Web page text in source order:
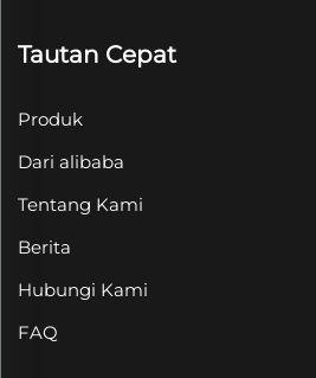
Tautan Cepat
Produk
Dari alibaba
Tentang Kami
Berita
Hubungi Kami
FAQ